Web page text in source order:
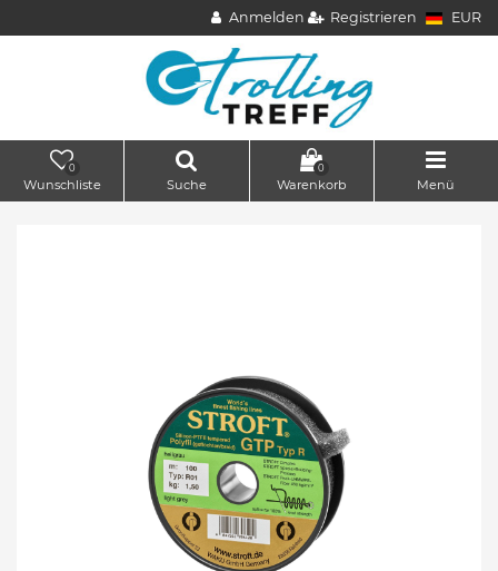
Anmelden Registrieren EUR
0
Wunschliste Suche
0
Warenkorb Menü